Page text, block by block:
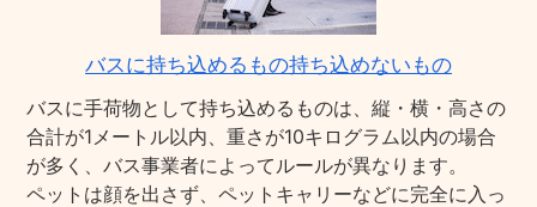
バスに持ち込めるもの持ち込めないもの
バスに手荷物として持ち込めるものは、縦・横・高さの
合計が1メートル以内、重さが10キログラム以内の場合
が多く、バス事業者によってルールが異なります。
ペットは顔を出さず、ペットキャリーなどに完全に入っ